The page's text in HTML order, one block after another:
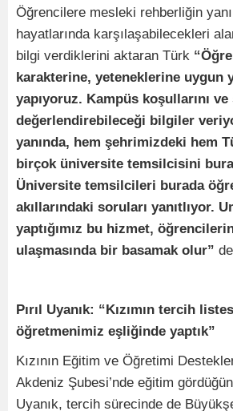
Öğrencilere mesleki rehberliğin
hayatlarında karşılaşabilecekleri
bilgi verdiklerini aktaran Türk
karakterine, yeteneklerine uygun
yapıyoruz. Kampüs koşullarını
değerlendirebileceği bilgiler
yanında, hem şehrimizdeki hem
birçok üniversite temsilcisini
Üniversite temsilcileri burada
akıllarındaki soruları yanıtlıyor.
yaptığımız bu hizmet,
ulaşmasında bir basamak olur”
Pırıl Uyanık: “Kızımın tercih
öğretmenimiz eşliğinde yaptık”
Kızının Eğitim ve Öğretimi
Akdeniz Şubesi’nde eğitim
Uyanık, tercih sürecinde de